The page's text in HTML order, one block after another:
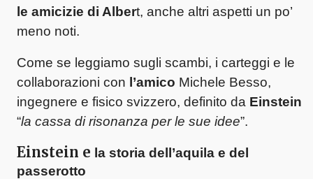
le amicizie di Albert, anche altri aspetti un po’
meno noti.
Come se leggiamo sugli scambi, i carteggi e le
collaborazioni con l’amico Michele Besso,
ingegnere e fisico svizzero, definito da Einstein
“la cassa di risonanza per le sue idee”.
Einstein e la storia dell’aquila e del
passerotto